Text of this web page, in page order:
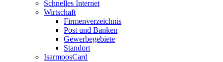
Schnelles Internet
Wirtschaft
Firmenverzeichnis
Post und Banken
Gewerbegebiete
Standort
IsarmoosCard